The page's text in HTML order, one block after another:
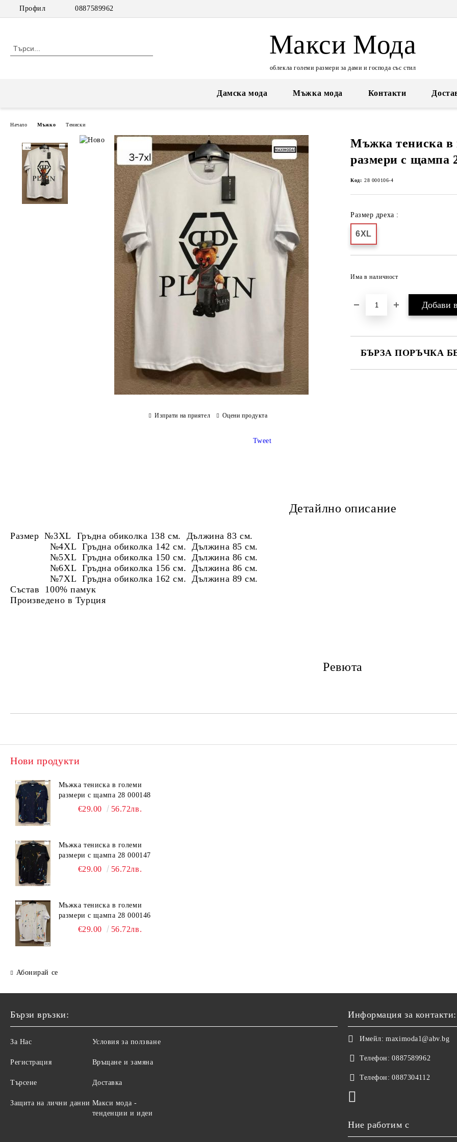
Профил 0887589962
Макси Мода
облекла големи размери за дами и господа със стил
Дамска мода Мъжка мода Контакти
Начало Мъжко Тениски
Мъжка тениска в
размери с щампа
Код: 28 000106-4
Размер дреха :
6XL
Има в наличност
БЪРЗА ПОРЪЧКА
Изпрати на приятел Оцени продукта
Tweet
Детайлно описание
Размер №3XL Гръдна обиколка 138 см. Дължина 83 см.
№4XL Гръдна обиколка 142 см. Дължина 85 см.
№5XL Гръдна обиколка 150 см. Дължина 86 см.
№6XL Гръдна обиколка 156 см. Дължина 86 см.
№7XL Гръдна обиколка 162 см. Дължина 89 см.
Състав 100% памук
Произведено в Турция
Ревюта
Нови продукти
Мъжка тениска в големи
размери с щампа 28 000148
€29.00 56.72лв.
Мъжка тениска в големи
размери с щампа 28 000147
€29.00 56.72лв.
Мъжка тениска в големи
размери с щампа 28 000146
€29.00 56.72лв.
Абонирай се
Бързи връзки:
За Нас
Регистрация
Търсене
Защита на лични данни
Условия за ползване
Връщане и замяна
Доставка
Макси мода -
тенденции и идеи
Информация за контакти:
Имейл: maximoda1@abv.bg
Телефон: 0887589962
Телефон: 0887304112
Ние работим с